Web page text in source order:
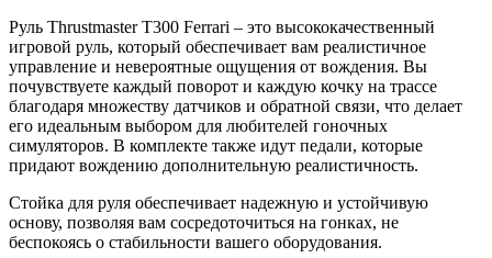
Руль Thrustmaster T300 Ferrari – это высококачественный
игровой руль, который обеспечивает вам реалистичное
управление и невероятные ощущения от вождения. Вы
почувствуете каждый поворот и каждую кочку на трассе
благодаря множеству датчиков и обратной связи, что делает
его идеальным выбором для любителей гоночных
симуляторов. В комплекте также идут педали, которые
придают вождению дополнительную реалистичность.
Стойка для руля обеспечивает надежную и устойчивую
основу, позволяя вам сосредоточиться на гонках, не
беспокоясь о стабильности вашего оборудования.